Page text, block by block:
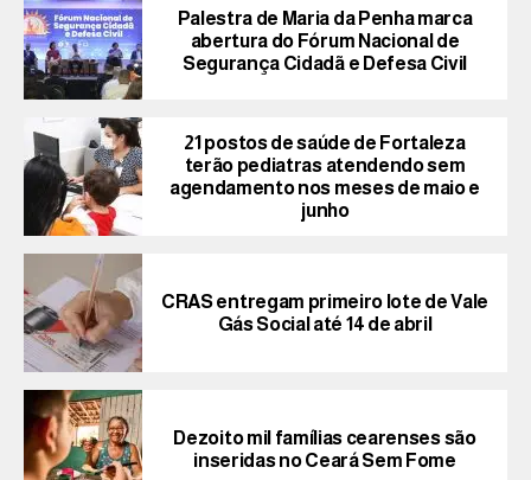
Palestra de Maria da Penha marca
abertura do Fórum Nacional de
Segurança Cidadã e Defesa Civil
21 postos de saúde de Fortaleza
terão pediatras atendendo sem
agendamento nos meses de maio e
junho
CRAS entregam primeiro lote de Vale
Gás Social até 14 de abril
Dezoito mil famílias cearenses são
inseridas no Ceará Sem Fome